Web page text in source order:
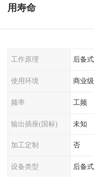
用寿命
工作原理 后备式
使用环境 商业
频率 工频
输出插座(国标) 未知
加工定制 否
设备类型 后备